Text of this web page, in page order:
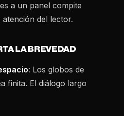
a un panel compite
del lector.
LA BREVEDAD
: Los globos de
finita. El diálogo largo